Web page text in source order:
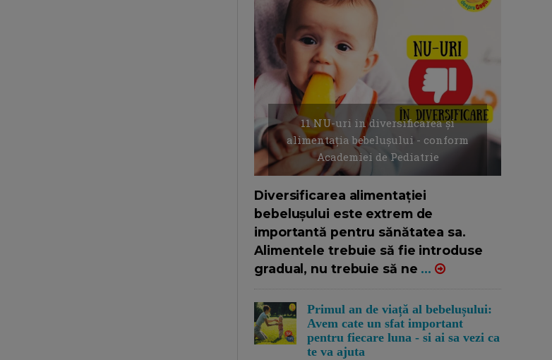
11 NU-uri in diversificarea și
alimentația bebelușului - conform
Academiei de Pediatrie
Diversificarea alimentației
bebelușului este extrem de
importantă pentru sănătatea sa.
Alimentele trebuie să fie introduse
gradual, nu trebuie să ne ...
Primul an de viață al bebelușului:
Avem cate un sfat important
pentru fiecare luna - si ai sa vezi ca
te va ajuta